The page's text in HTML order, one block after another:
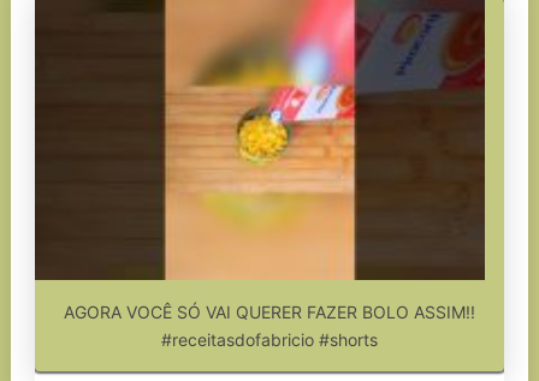
AGORA VOCÊ SÓ VAI QUERER FAZER BOLO ASSIM!!
#receitasdofabricio #shorts